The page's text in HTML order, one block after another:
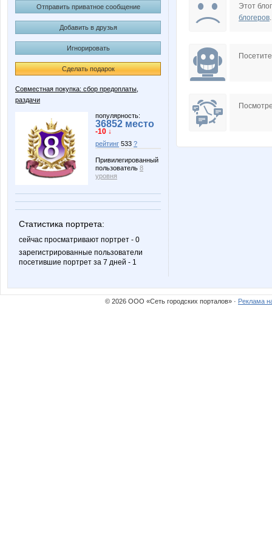
Отправить приватное сообщение
Добавить в друзья
Игнорировать
Сделать подарок
Совместная покупка: сбор предоплаты,
раздачи
популярность:
36852 место
-10 ↓
рейтинг 533 ?
Привилегированный
пользователь 8
уровня
Статистика портрета:
сейчас просматривают портрет - 0
зарегистрированные пользователи
посетившие портрет за 7 дней - 1
Юулдуз
Этот
блогеров.
© 2026 ООО «Сеть городских порталов» · Реклама